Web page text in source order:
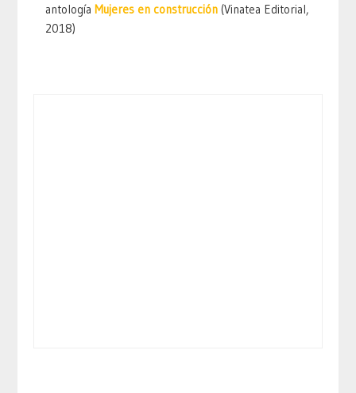
antologíaMujeres en construcción (Vinatea Editorial,
2018)